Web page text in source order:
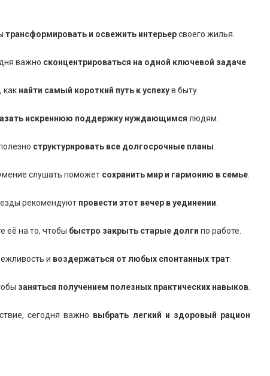
трансформировать и освежить интерьерсвоего жилья.
важно сконцентрироваться на одной ключевой задаче.
как найти самый короткий путь к успехув быту.
искреннюю поддержку нуждающимся людям.
структурировать все долгосрочные планы.
слушать поможет сохранить мир и гармонию в семье.
рекомендуют провести этот вечер в уединении.
её на то, чтобы быстро закрыть старые долги по работе.
и воздержаться от любых спонтанных трат.
заняться получением полезных практических навыков.
сегодня важно выбрать легкий и здоровый рацион